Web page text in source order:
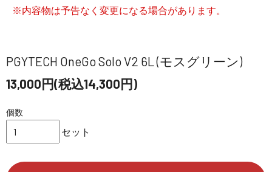
※内容物は予告なく変更になる場合があります。
PGYTECH OneGo Solo V2 6L (モスグリーン)
13,000円(税込14,300円)
個数
セット